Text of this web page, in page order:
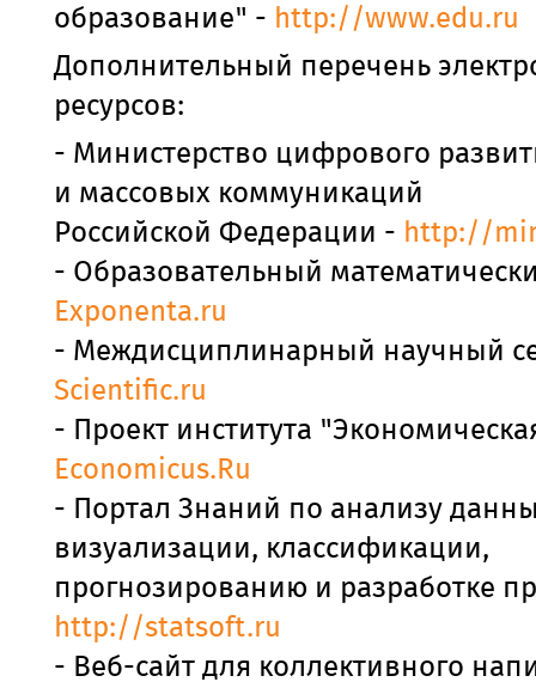
образование" - http://www.edu.ru
Дополнительный перечень
ресурсов:
- Министерство цифрового
и массовых коммуникаций
Российской Федерации - http://
- Образовательный
Exponenta.ru
- Междисциплинарный научный
Scientific.ru
- Проект института
Economicus.Ru
- Портал Знаний по анализу
визуализации, классификации,
прогнозированию и разработке
http://statsoft.ru
- Веб-сайт для коллективного